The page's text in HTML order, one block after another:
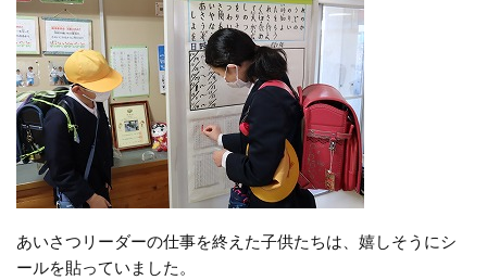
あいさつリーダーの仕事を終えた子供たちは、嬉しそうにシ
ールを貼っていました。